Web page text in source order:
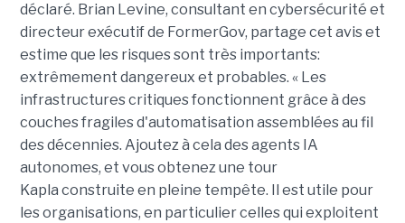
déclaré. Brian Levine, consultant en cybersécurité et
directeurexécutifde FormerGov, partage cet avis et
estime que les risques sont très importants:
extrêmement dangereux et probables. « Les
infrastructures critiques fonctionnent grâce à des
couches fragiles d'automatisation assemblées au fil
des décennies. Ajoutez à cela des agents IA
autonomes, et vous obtenez une tour
Kapla construite en pleine tempête. Il est utile pour
les organisations, en particulier celles qui exploitent